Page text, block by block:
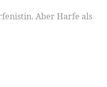
Aber Harfe als